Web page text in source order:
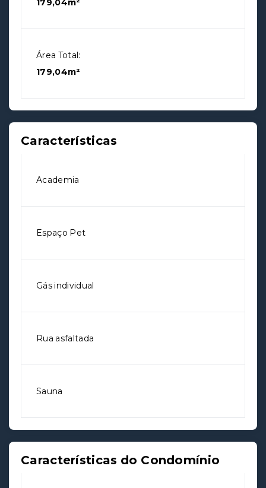
179,04m²
Área Total:
179,04m²
Características
Academia
Espaço Pet
Gás individual
Rua asfaltada
Sauna
Características do Condomínio